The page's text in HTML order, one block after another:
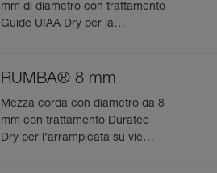
mm di diametro con trattamento
Guide UIAA Dry per la
RUMBA® 8 mm
Mezza corda con diametro da 8
mm con trattamento Duratec
Dry per l’arrampicata su vie